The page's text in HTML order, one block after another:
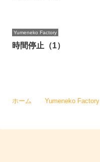
Yumeneko Factory
時間停止（1）
ホーム Yumeneko Factory